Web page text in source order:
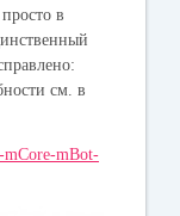
в
см. в
mCore-mBot-